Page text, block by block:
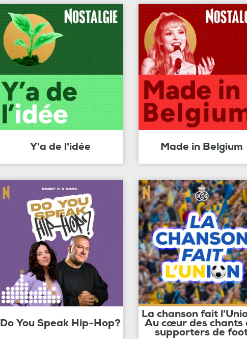
Y'a de l'idée Made in Belgium
Do You Speak Hip-Hop?
La chanson fait
Au cœur des chants
supporters de